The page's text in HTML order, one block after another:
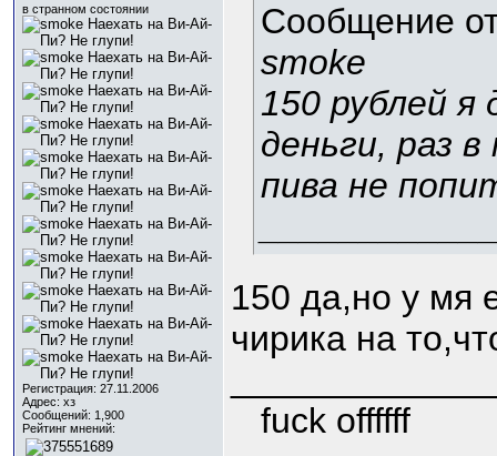
в странном состоянии
Регистрация: 27.11.2006
Адрес: хз
Сообщений: 1,900
Рейтинг мнений:
Сообщение
smoke
150 рублей
деньги, раз
пива не
150 да,но у мя
чирика на
fuck offffff